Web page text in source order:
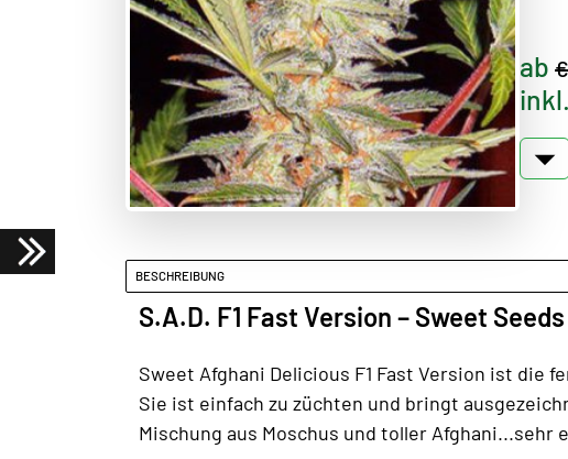
ab
BESCHREIBUNG
S.A.D. F1 Fast Version – Sweet Seeds
Sweet Afghani Delicious F1 Fast Version ist die
Sie ist einfach zu züchten und bringt
Mischung aus Moschus und toller